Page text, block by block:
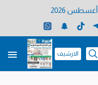
الارشيف